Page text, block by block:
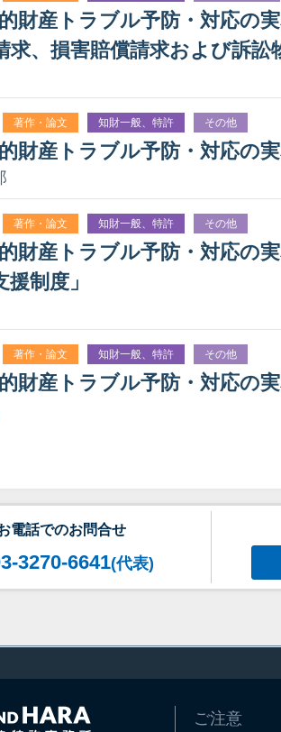
財産トラブル予防・対応の
求、損害賠償請求および訴訟
著作・論文 知財一般、特許 その他
財産トラブル予防・対応の
著作・論文 知財一般、特許 その他
財産トラブル予防・対応の
制度」
著作・論文 知財一般、特許 その他
財産トラブル予防・対応の
電話でのお問合せ
3270-6641(代表)
ご注意